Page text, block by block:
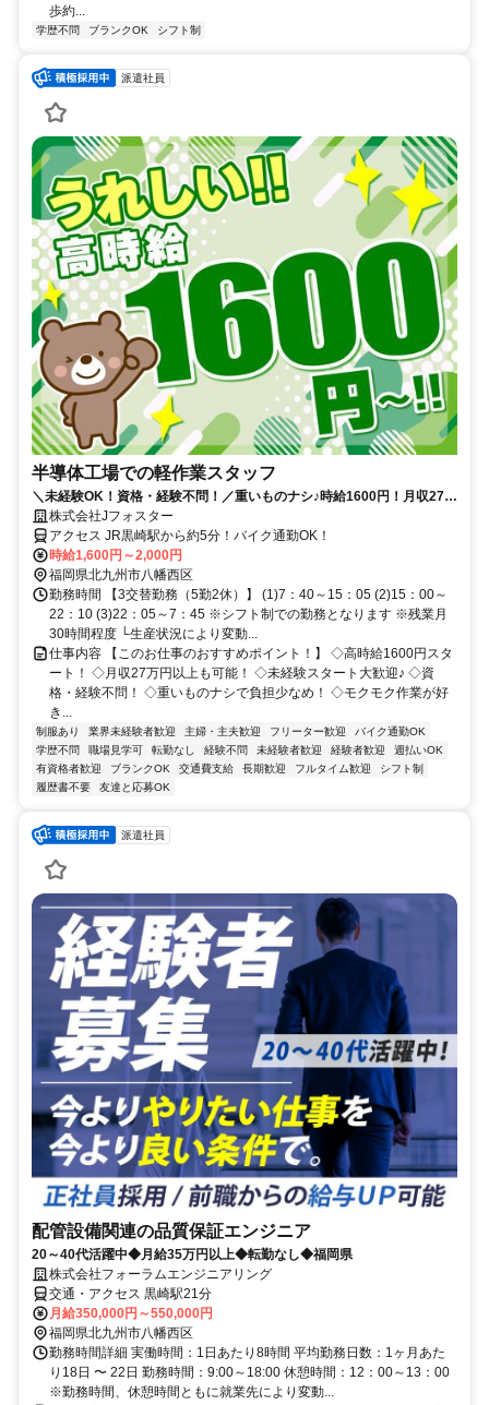
歩約...
学歴不問 ブランクOK シフト制
派遣社員
半導体工場での軽作業スタッフ
＼未経験OK！資格・経験不問！／重いものナシ♪時給1600円！月収27万
円以上も可！20代～50代活躍中♪
株式会社Jフォスター
アクセス JR黒崎駅から約5分！バイク通勤OK！
時給1,600円～2,000円
福岡県北九州市八幡西区
勤務時間 【3交替勤務（5勤2休）】 (1)7：40～15：05 (2)15：00～
22：10 (3)22：05～7：45 ※シフト制での勤務となります ※残業月
30時間程度 └生産状況により変動...
仕事内容 【このお仕事のおすすめポイント！】 ◇高時給1600円スタ
ート！ ◇月収27万円以上も可能！ ◇未経験スタート大歓迎♪ ◇資
格・経験不問！ ◇重いものナシで負担少なめ！ ◇モクモク作業が好
き...
制服あり 業界未経験者歓迎 主婦・主夫歓迎 フリーター歓迎
バイク通勤OK
学歴不問
職場見学可 転勤なし 経験不問 未経験者歓迎 経験者歓迎
週払いOK
有資格者歓迎
ブランクOK 交通費支給 長期歓迎 フルタイム歓迎
シフト制
履歴書不要
友達と応募OK
派遣社員
配管設備関連の品質保証エンジニア
20～40代活躍中◆月給35万円以上◆転勤なし◆福岡県
株式会社フォーラムエンジニアリング
交通・アクセス 黒崎駅21分
月給350,000円～550,000円
福岡県北九州市八幡西区
勤務時間詳細 実働時間：1日あたり8時間 平均勤務日数：1ヶ月あた
り18日 〜 22日 勤務時間：9:00～18:00 休憩時間：12：00～13：00
※勤務時間、休憩時間ともに就業先により変動...